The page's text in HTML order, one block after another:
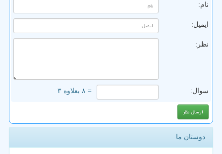
نام:
ایمیل:
نظر:
سوال: = ۸ بعلاوه ۳
دوستان ما